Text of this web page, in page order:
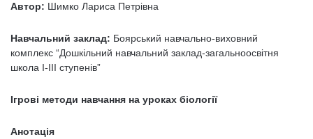
Автор: Шимко Лариса Петрівна
Навчальний заклад: Боярський навчально-виховний
комплекс “Дошкільний навчальний заклад-загальноосвітня
школа І-ІІІ ступенів”
Ігрові методи навчання на уроках біології
Анотація